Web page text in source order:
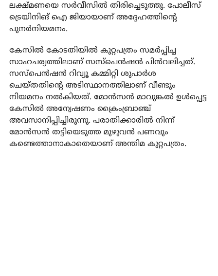
ലക്ഷ്മണയെ സര്‍വീസില്‍ തിരിച്ചെടുത്തു. പോലീസ്
ട്രെയിനിങ് ഐ ജിയായാണ് അദ്ദേഹത്തിന്റെ
പുനര്‍നിയമനം.
കേസില്‍ കോടതിയില്‍ കുറ്റപത്രം സമര്‍പ്പിച്ച
സാഹചര്യത്തിലാണ് സസ്‌പെന്‍ഷന്‍ പിന്‍വലിച്ചത്.
സസ്‌പെന്‍ഷന്‍ റിവ്യൂ കമ്മിറ്റി ശുപാര്‍ശ
ചെയ്തതിന്റെ അടിസ്ഥാനത്തിലാണ് വീണ്ടും
നിയമനം നല്‍കിയത്. മോന്‍സന്‍ മാവുങ്കല്‍ ഉള്‍പ്പെട്ട
കേസില്‍ അന്വേഷണം ക്രൈംബ്രാഞ്ച്
അവസാനിപ്പിച്ചിരുന്നു. പരാതിക്കാരില്‍ നിന്ന്
മോന്‍സന്‍ തട്ടിയെടുത്ത മുഴുവന്‍ പണവും
കണ്ടെത്താനാകാതെയാണ് അന്തിമ കുറ്റപത്രം.